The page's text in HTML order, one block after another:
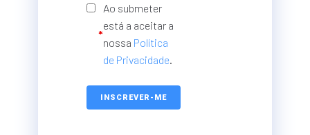
*
Ao submeter
está a aceitar a
nossa Política
de Privacidade.